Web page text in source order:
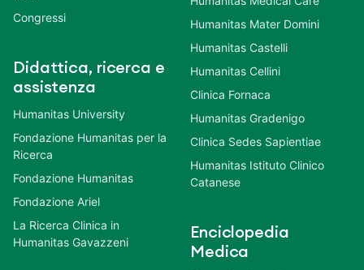
Congressi
Didattica, ricerca e
assistenza
Humanitas University
Fondazione Humanitas per la
Ricerca
Fondazione Humanitas
Fondazione Ariel
La Ricerca Clinica in
Humanitas Gavazzeni
Humanitas Mater Domini
Humanitas Castelli
Humanitas Cellini
Clinica Fornaca
Humanitas Gradenigo
Clinica Sedes Sapientiae
Humanitas Istituto Clinico
Catanese
Enciclopedia
Medica